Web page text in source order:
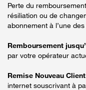
Perte du
résiliation ou de
abonnement à l’une
Remboursement
par votre opérateur
Remise Nouveau
internet souscrivant à